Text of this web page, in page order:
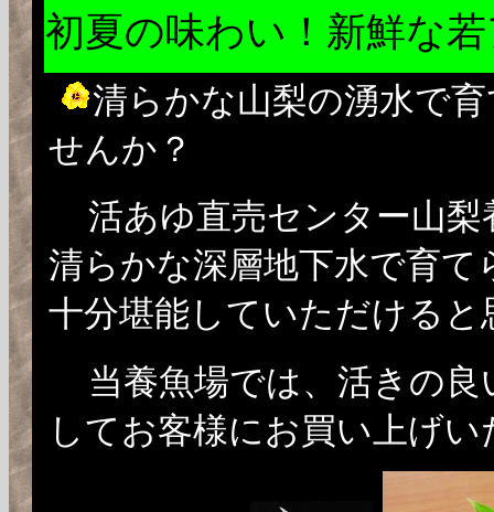
初夏の味わい！新鮮な
清らかな山梨の湧水で
せんか？
活あゆ直売センター山梨
清らかな深層地下水で育
十分堪能していただけると
当養魚場では、活きの良
してお客様にお買い上げ